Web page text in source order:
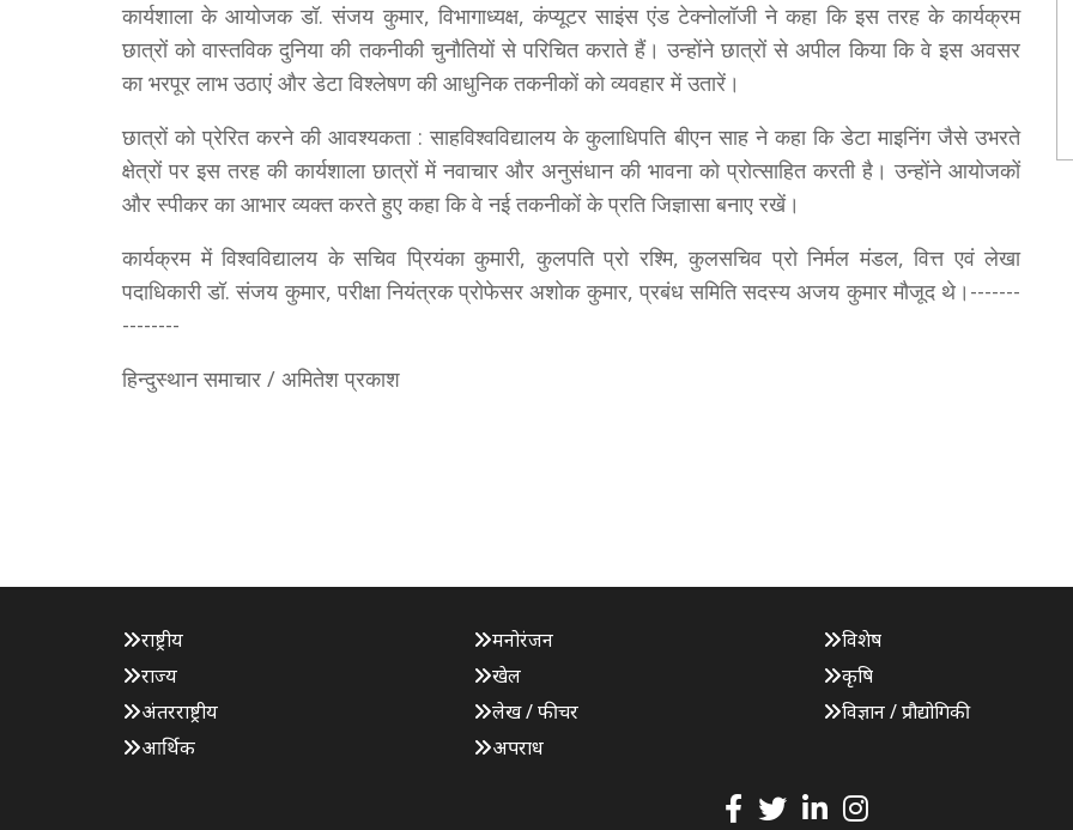
कार्यशाला के आयोजक डॉ. संजय कुमार, विभागाध्यक्ष, कंप्यूटर साइंस एंड टेक्नोलॉजी ने कहा कि इस तरह के कार्यक्रम
छात्रों को वास्तविक दुनिया की तकनीकी चुनौतियों से परिचित कराते हैं। उन्होंने छात्रों से अपील किया कि वे इस अवसर
का भरपूर लाभ उठाएं और डेटा विश्लेषण की आधुनिक तकनीकों को व्यवहार में उतारें।
छात्रों को प्रेरित करने की आवश्यकता : साहविश्वविद्यालय के कुलाधिपति बीएन साह ने कहा कि डेटा माइनिंग जैसे उभरते
क्षेत्रों पर इस तरह की कार्यशाला छात्रों में नवाचार और अनुसंधान की भावना को प्रोत्साहित करती है। उन्होंने आयोजकों
और स्पीकर का आभार व्यक्त करते हुए कहा कि वे नई तकनीकों के प्रति जिज्ञासा बनाए रखें।
कार्यक्रम में विश्वविद्यालय के सचिव प्रियंका कुमारी, कुलपति प्रो रश्मि, कुलसचिव प्रो निर्मल मंडल, वित्त एवं लेखा
पदाधिकारी डॉ. संजय कुमार, परीक्षा नियंत्रक प्रोफेसर अशोक कुमार, प्रबंध समिति सदस्य अजय कुमार मौजूद थे।-------
--------
हिन्दुस्थान समाचार / अमितेश प्रकाश
राष्ट्रीय
राज्य
अंतरराष्ट्रीय
आर्थिक
मनोरंजन
खेल
लेख / फीचर
अपराध
विशेष
कृषि
विज्ञान / प्रौद्योगिकी